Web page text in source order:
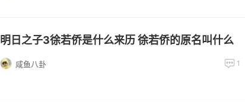
明日之子3徐若侨是什么来历 徐若侨的原名叫什么
咸鱼八卦 1